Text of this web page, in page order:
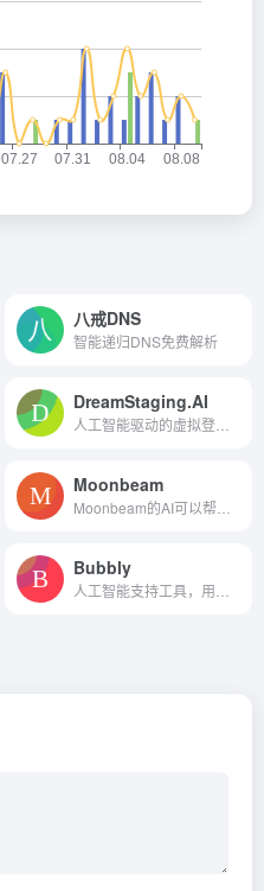
八戒DNS
智能递归DNS免费解析
DreamStaging.AI
Moonbeam
Bubbly